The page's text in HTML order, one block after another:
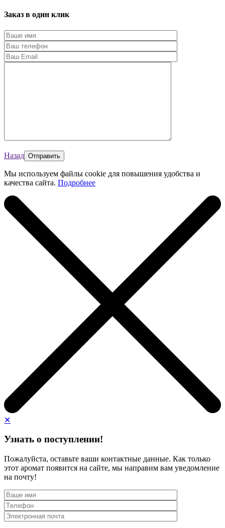
Заказ в один клик
Назад
Мы используем файлы cookie для повышения удобства и
качества сайта. Подробнее
✕
Узнать о поступлении!
Пожалуйста, оставьте ваши контактные данные. Как только
этот аромат появится на сайте, мы направим вам уведомление
на почту!